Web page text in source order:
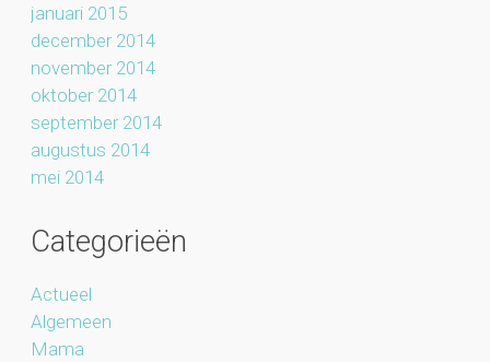
januari 2015
december 2014
november 2014
oktober 2014
september 2014
augustus 2014
mei 2014
Categorieën
Actueel
Algemeen
Mama